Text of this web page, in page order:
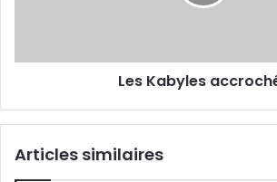
Les Kabyles
Articles similaires